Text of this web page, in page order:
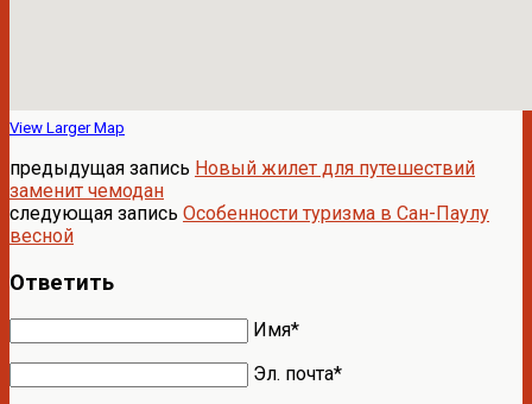
View Larger Map
предыдущая запись Новый жилет для путешествий
заменит чемодан
следующая запись Особенности туризма в Сан-Паулу
весной
Ответить
Имя*
Эл. почта*